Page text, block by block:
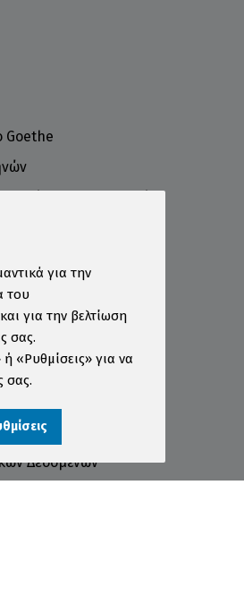
Goethe
Δεδομένων
για την
του
για την βελτίωση
σας.
«Ρυθμίσεις» για να
σας.